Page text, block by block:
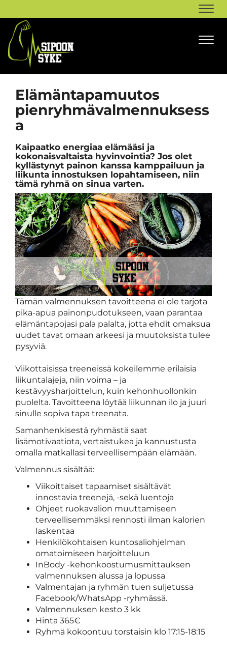
Elämäntapamuutos
pienryhmävalmennuksess
a
Kaipaatko energiaa elämääsi ja
kokonaisvaltaista hyvinvointia? Jos olet
kyllästynyt painon kanssa kamppailuun ja
liikunta innostuksen lopahtamiseen, niin
tämä ryhmä on sinua varten.
​​​​​​​Tämän valmennuksen tavoitteena ei ole tarjota
pika-apua painonpudotukseen, vaan parantaa
elämäntapojasi pala palalta, jotta ehdit omaksua
uudet tavat omaan arkeesi ja muutoksista tulee
pysyviä.
Viikottaisissa treeneissä kokeilemme erilaisia
liikuntalajeja, niin voima – ja
kestävyysharjoittelun, kuin kehonhuollonkin
puolelta. Tavoitteena löytää liikunnan ilo ja juuri
sinulle sopiva tapa treenata.
Samanhenkisestä ryhmästä saat
lisämotivaatiota, vertaistukea ja kannustusta
omalla matkallasi terveellisempään elämään.
Valmennus sisältää:
Viikoittaiset tapaamiset sisältävät
innostavia treenejä, -sekä luentoja
Ohjeet ruokavalion muuttamiseen
terveellisemmäksi rennosti ilman kalorien
laskentaa
Henkilökohtaisen kuntosaliohjelman
omatoimiseen harjoitteluun
InBody -kehonkoostumusmittauksen
valmennuksen alussa ja lopussa
Valmentajan ja ryhmän tuen suljetussa
Facebook/WhatsApp -ryhmässä.
Valmennuksen kesto 3 kk
Hinta 365€
Ryhmä kokoontuu torstaisin klo 17:15-18:15